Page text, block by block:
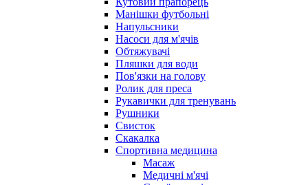
Манішки футбольні
Напульсники
Насоси для м'ячів
Обтяжувачі
Пляшки для води
Пов'язки на голову
Ролик для преса
Рукавички для тренувань
Рушники
Свисток
Скакалка
Спортивна медицина
Масаж
Медичні м'ячі